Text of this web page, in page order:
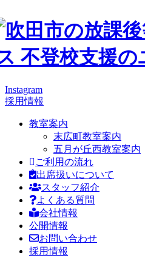
Instagram
採用情報
教室案内
末広町教室案内
五月が丘西教室案内
ご利用の流れ
出席扱いについて
スタッフ紹介
よくある質問
会社情報
公開情報
お問い合わせ
採用情報